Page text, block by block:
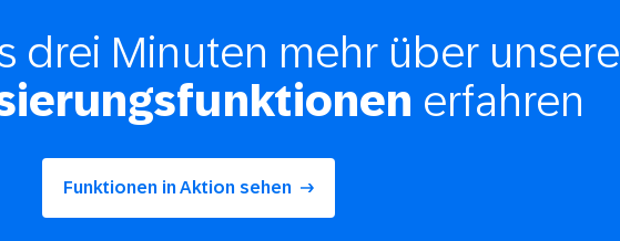
drei Minuten mehr über unsere
erfahren
Funktionen in Aktion sehen